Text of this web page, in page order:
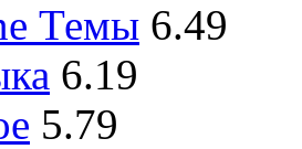
Темы 6.49
6.19
5.79